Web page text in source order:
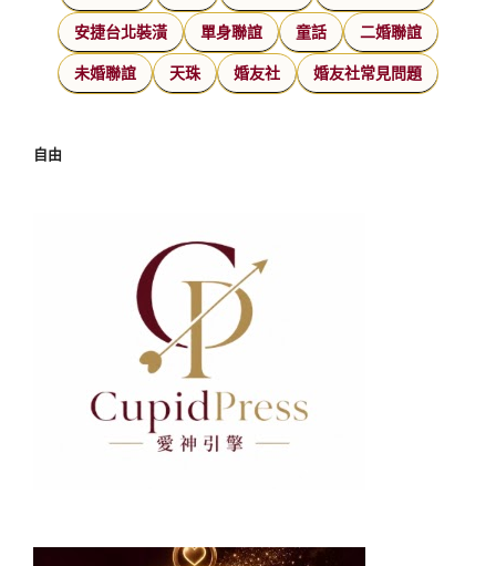
安捷台北裝潢 單身聯誼 童話 二婚聯誼
未婚聯誼 天珠 婚友社 婚友社常見問題
自由